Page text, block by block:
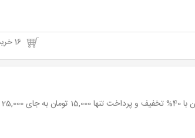
16 خرید
ماساژ موضعی لاغری در باشگاه مکس پاور ویژه بانوان با 40% تخفیف و پرداخت تنها 15,000 تومان به جای 25,000